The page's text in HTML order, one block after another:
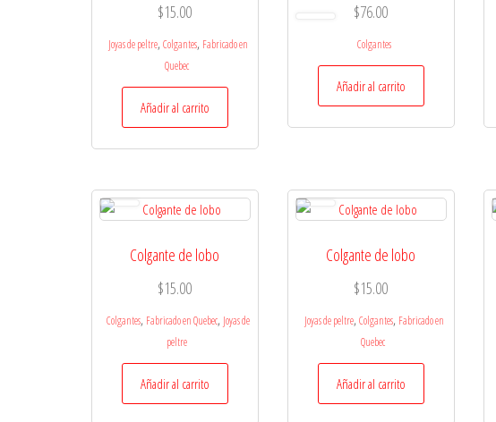
$15.00
Joyas de peltre, Colgantes, Fabricado en
Quebec
Añadir al carrito
$76.00
Colgantes
Añadir al carrito
Colgante de lobo
$15.00
Colgantes, Fabricado en Quebec, Joyas de
peltre
Añadir al carrito
Colgante de lobo
$15.00
Joyas de peltre, Colgantes, Fabricado en
Quebec
Añadir al carrito